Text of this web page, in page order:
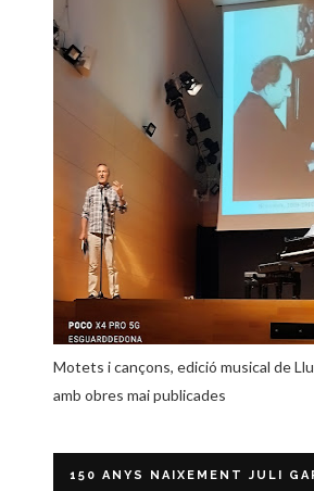
Motets i cançons, edició musical de
amb obres mai publicades
150 ANYS NAIXEMENT JULI